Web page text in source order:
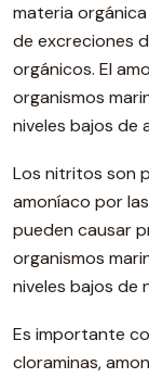
materia
de excreciones
orgánicos. El
organismos
niveles bajos de
Los nitritos son
amoníaco por
pueden causar
organismos
niveles bajos de
Es importante
cloraminas,